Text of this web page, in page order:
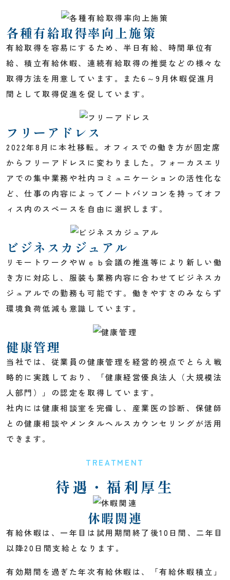
各種有給取得率向上施策
有給取得を容易にするため、半日有給、時間単位有
給、積立有給休暇、連続有給取得の推奨などの様々な
取得方法を用意しています。また6～9月休暇促進月
間として取得促進を促しています。
フリーアドレス
2022年8月に本社移転。オフィスでの働き方が固定席
からフリーアドレスに変わりました。フォーカスエリ
アでの集中業務や社内コミュニケーションの活性化な
ど、仕事の内容によってノートパソコンを持ってオフ
ィス内のスペースを自由に選択します。
ビジネスカジュアル
リモートワークやＷｅｂ会議の推進等により新しい働
き方に対応し、服装も業務内容に合わせてビジネスカ
ジュアルでの勤務も可能です。働きやすさのみならず
環境負荷低減も意識しています。
健康管理
当社では、従業員の健康管理を経営的視点でとらえ戦
略的に実践しており、「健康経営優良法人（大規模法
人部門）」の認定を取得しています。
社内には健康相談室を完備し、産業医の診断、保健師
との健康相談やメンタルヘルスカウンセリングが活用
できます。
TREATMENT
待遇・福利厚生
休暇関連
有給休暇は、一年目は試用期間終了後10日間、二年目
以降20日間支給となります。
有効期間を過ぎた年次有給休暇は、「有給休暇積立」